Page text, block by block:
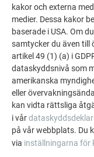
SE FLER
kakor och externa
medier. Dessa kakor
baserade i USA. Om
samtycker du även till
artikel 49 (1) (a) i
dataskyddsnivå som
amerikanska
eller
kan vidta rättsliga
i vår
på vår webbplats. Du
via inställningarna för